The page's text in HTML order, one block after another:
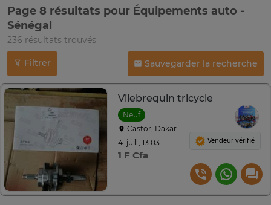
Page 8 résultats pour Équipements auto -
Sénégal
236 résultats trouvés
Filtrer Sauvegarder la recherche
Vilebrequin tricycle
Neuf
Castor, Dakar
4. juil., 13:03
1 F Cfa
Vendeur vérifié